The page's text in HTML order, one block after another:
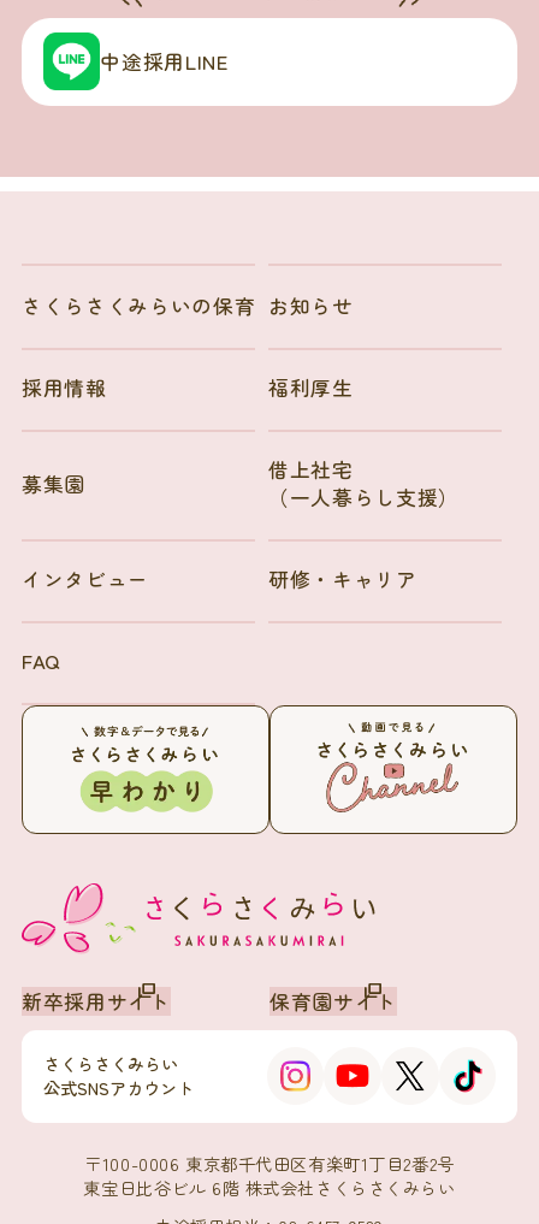
中途採用LINE
新卒採用サイト 保育園サイト
さくらさくみらい
公式SNSアカウント
〒100-0006 東京都千代田区有楽町1丁目2番2号
東宝日比谷ビル 6階 株式会社さくらさくみらい
さくらさくみらいの保育 お知らせ
採用情報 福利厚生
募集園
借上社宅
（一人暮らし支援）
インタビュー 研修・キャリア
FAQ